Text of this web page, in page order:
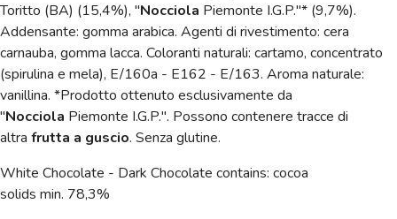
Toritto (BA) (15,4%), "Nocciola Piemonte I.G.P."* (9,7%).
Addensante: gomma arabica. Agenti di rivestimento: cera
carnauba, gomma lacca. Coloranti naturali: cartamo, concentrato
(spirulina e mela), E/160a - E162 - E/163. Aroma naturale:
vanillina. *Prodotto ottenuto esclusivamente da
"Nocciola Piemonte I.G.P.". Possono contenere tracce di
altra frutta a guscio. Senza glutine.
White Chocolate - Dark Chocolate contains: cocoa
solids min. 78,3%